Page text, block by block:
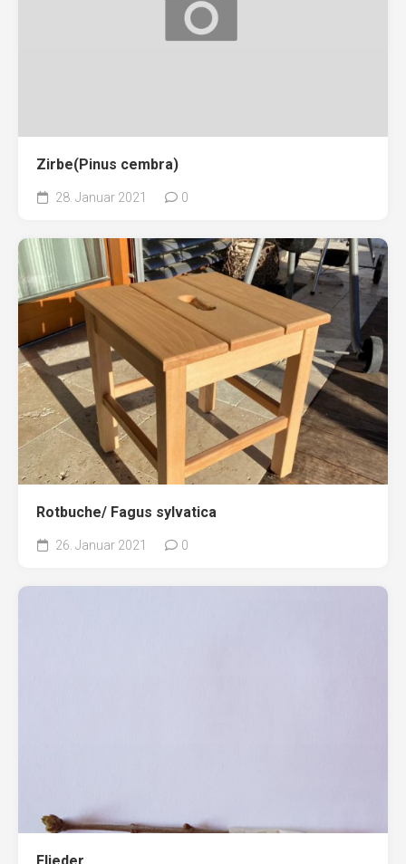
Zirbe(Pinus cembra)
28. Januar 2021 0
Rotbuche/ Fagus sylvatica
26. Januar 2021 0